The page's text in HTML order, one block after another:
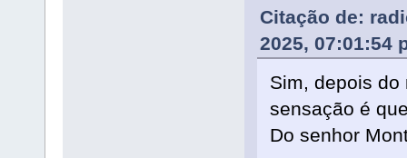
Citação de:
2025, 07:01:54
Sim, depois do
sensação é
Do senhor